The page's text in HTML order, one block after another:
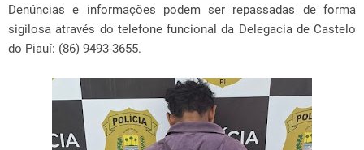
Denúncias e informações podem ser repassadas de forma
sigilosa através do telefone funcional da Delegacia de Castelo
do Piauí: (86) 9493-3655.